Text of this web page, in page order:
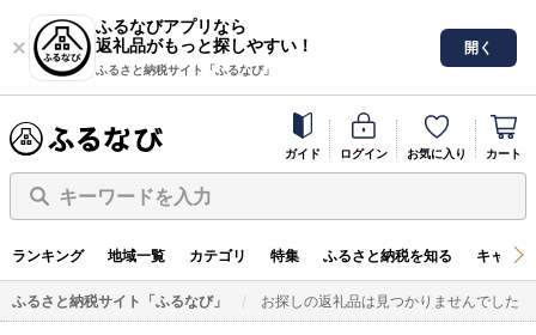
ふるなびアプリなら
返礼品がもっと探しやすい！
ふるさと納税サイト「ふるなび」
開く
ガイド ログイン お気に入り カート
キーワードを入力
ランキング 地域一覧 カテゴリ 特集 ふるさと納税を知る キャン
ふるさと納税サイト「ふるなび」 お探しの返礼品は見つかりませんでした